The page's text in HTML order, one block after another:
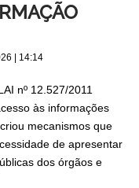
| 14:14
nº 12.527/2011
às informações
mecanismos que
de apresentar
dos órgãos e